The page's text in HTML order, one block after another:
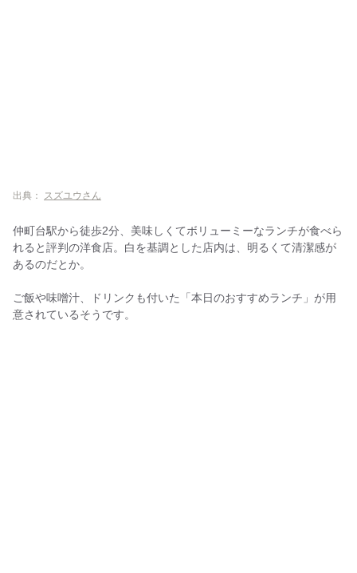
出典： スズユウさん
仲町台駅から徒歩2分、美味しくてボリューミーなランチが食べら
れると評判の洋食店。白を基調とした店内は、明るくて清潔感が
あるのだとか。
ご飯や味噌汁、ドリンクも付いた「本日のおすすめランチ」が用
意されているそうです。